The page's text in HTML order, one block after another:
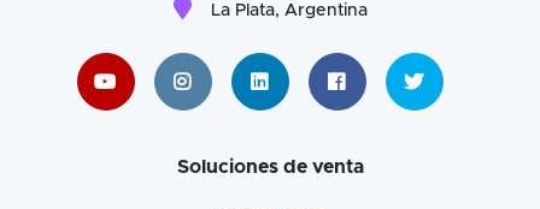
La Plata, Argentina
Soluciones de venta